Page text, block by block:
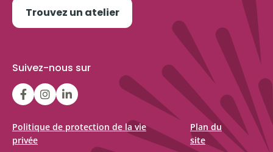
Trouvez un atelier
Suivez-nous sur
LGFBCanada
LGFBCanada
Belle
et
bien
Politique de protection de la vie
privée
Plan du
site